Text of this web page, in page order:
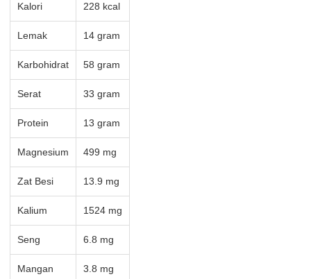
Kalori 228 kcal
Lemak 14 gram
Karbohidrat 58 gram
Serat 33 gram
Protein 13 gram
Magnesium 499 mg
Zat Besi 13.9 mg
Kalium 1524 mg
Seng 6.8 mg
Mangan 3.8 mg